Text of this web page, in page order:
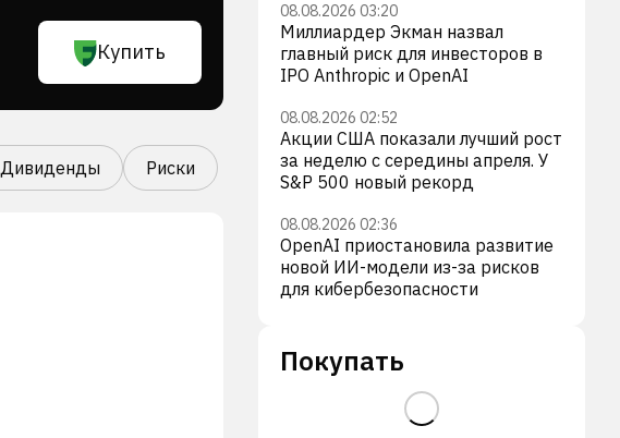
Купить
Дивиденды Риски
08.08.2026 03:20
Миллиардер Экман назвал
главный риск для инвесторов в
IPO Anthropic и OpenAI
08.08.2026 02:52
Акции США показали лучший рост
за неделю с середины апреля. У
S&P 500 новый рекорд
08.08.2026 02:36
OpenAI приостановила развитие
новой ИИ-модели из-за рисков
для кибербезопасности
Покупать